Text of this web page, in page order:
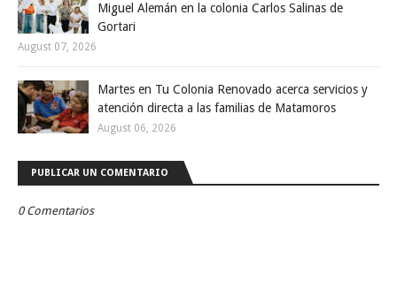
Miguel Alemán en la colonia Carlos Salinas de
Gortari
August 07, 2026
Martes en Tu Colonia Renovado acerca servicios y
atención directa a las familias de Matamoros
August 06, 2026
PUBLICAR UN COMENTARIO
0 Comentarios